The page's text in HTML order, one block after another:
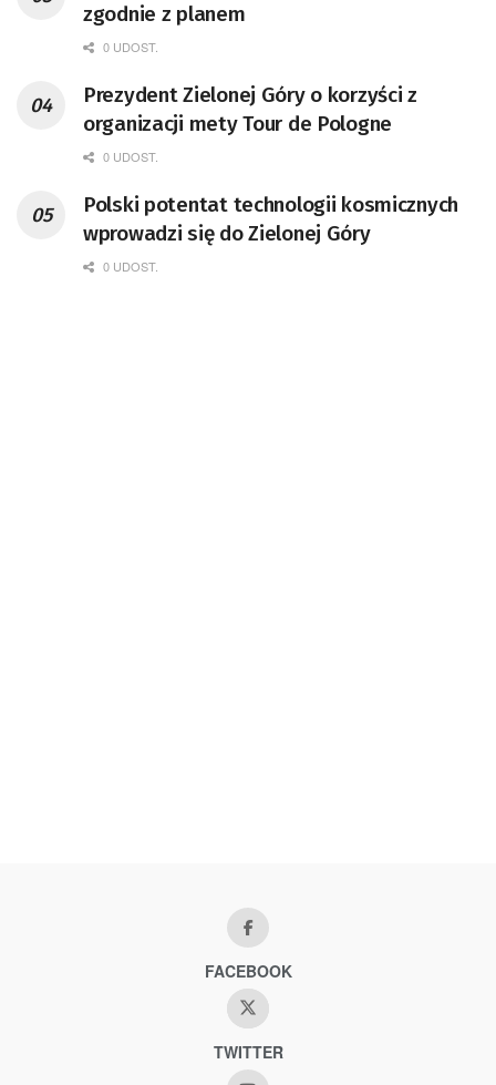
zgodnie z planem
0 UDOST.
Prezydent Zielonej Góry o korzyści z
organizacji mety Tour de Pologne
0 UDOST.
Polski potentat technologii kosmicznych
wprowadzi się do Zielonej Góry
0 UDOST.
FACEBOOK
TWITTER